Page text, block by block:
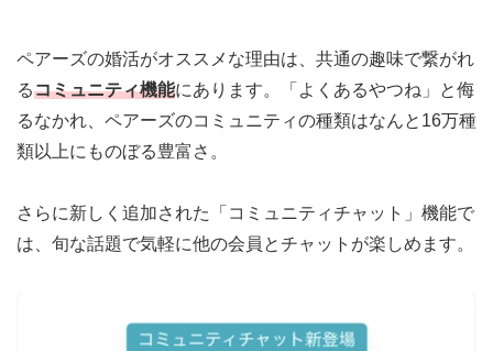
ペアーズの婚活がオススメな理由は、共通の趣味で繋がれ
るコミュニティ機能にあります。「よくあるやつね」と侮
るなかれ、ペアーズのコミュニティの種類はなんと16万種
類以上にものぼる豊富さ。
さらに新しく追加された「コミュニティチャット」機能で
は、旬な話題で気軽に他の会員とチャットが楽しめます。